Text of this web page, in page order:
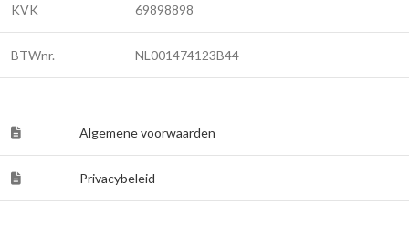
KVK 69898898
BTWnr. NL001474123B44
Algemene voorwaarden
Privacybeleid